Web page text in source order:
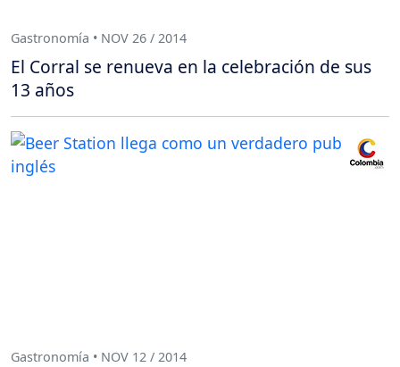
Gastronomía • NOV 26 / 2014
El Corral se renueva en la celebración de sus
13 años
Gastronomía • NOV 12 / 2014